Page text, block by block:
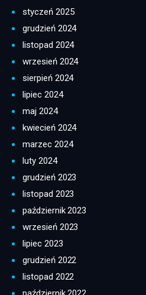
styczeń 2025
grudzień 2024
listopad 2024
wrzesień 2024
sierpień 2024
lipiec 2024
maj 2024
kwiecień 2024
marzec 2024
luty 2024
grudzień 2023
listopad 2023
październik 2023
wrzesień 2023
lipiec 2023
grudzień 2022
listopad 2022